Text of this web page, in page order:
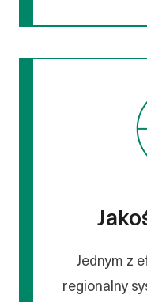
Jednym z
regionalny